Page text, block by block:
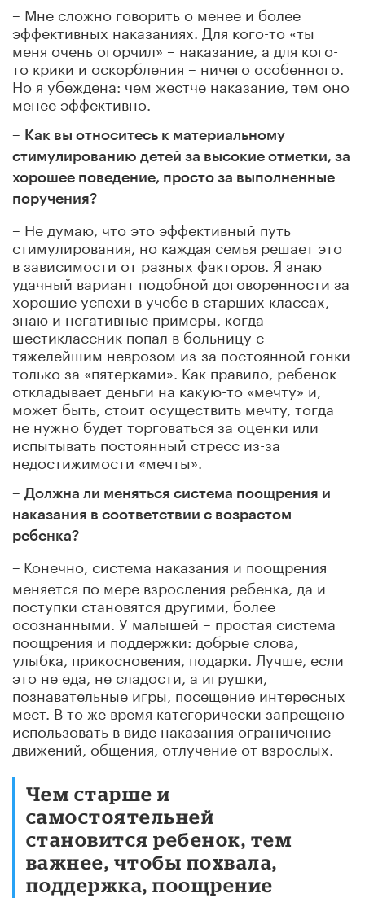
– Мне сложно говорить о менее и более
эффективных наказаниях. Для кого-то «ты
меня очень огорчил» – наказание, а для кого-
то крики и оскорбления – ничего особенного.
Но я убеждена: чем жестче наказание, тем оно
менее эффективно.
– Как вы относитесь к материальному
стимулированию детей за высокие отметки, за
хорошее поведение, просто за выполненные
поручения?
– Не думаю, что это эффективный путь
стимулирования, но каждая семья решает это
в зависимости от разных факторов. Я знаю
удачный вариант подобной договоренности за
хорошие успехи в учебе в старших классах,
знаю и негативные примеры, когда
шестиклассник попал в больницу с
тяжелейшим неврозом из-за постоянной гонки
только за «пятерками». Как правило, ребенок
откладывает деньги на какую-то «мечту» и,
может быть, стоит осуществить мечту, тогда
не нужно будет торговаться за оценки или
испытывать постоянный стресс из-за
недостижимости «мечты».
– Должна ли меняться система поощрения и
наказания в соответствии с возрастом
ребенка?
– Конечно, система наказания и поощрения
меняется по мере взросления ребенка, да и
поступки становятся другими, более
осознанными. У малышей – простая система
поощрения и поддержки: добрые слова,
улыбка, прикосновения, подарки. Лучше, если
это не еда, не сладости, а игрушки,
познавательные игры, посещение интересных
мест. В то же время категорически запрещено
использовать в виде наказания ограничение
движений, общения, отлучение от взрослых.
Чем старше и
самостоятельней
становится ребенок, тем
важнее, чтобы похвала,
поддержка, поощрение